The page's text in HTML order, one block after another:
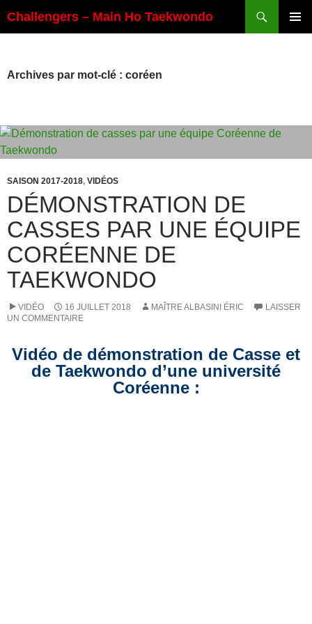
au
Challengers – Main Ho Taekwondo
Archives par mot-clé : coréen
SAISON 2017-2018, VIDÉOS
DÉMONSTRATION DE
CASSES PAR UNE ÉQUIPE
CORÉENNE DE
TAEKWONDO
VIDÉO 16 JUILLET 2018 MAÎTRE ALBASINI ÉRIC
LAISSER
UN COMMENTAIRE
Vidéo de démonstration de Casse et
de Taekwondo d’une université
Coréenne :